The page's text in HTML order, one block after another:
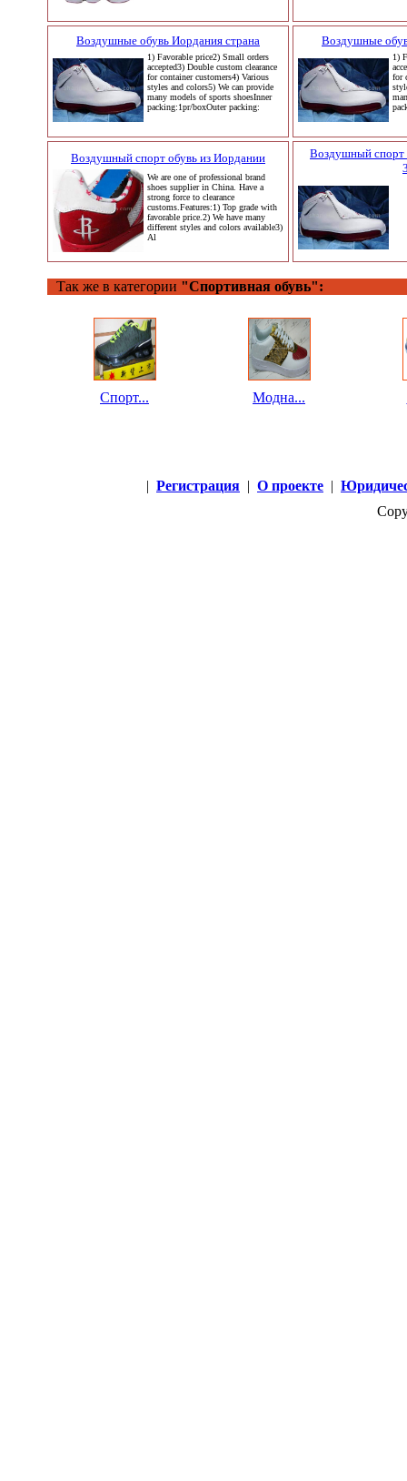
Воздушные обувь Иордания страна
1) Favorable price2) Small orders
accepted3) Double custom clearance
for container customers4) Various
styles and colors5) We can provide
many models of sports shoesInner
packing:1pr/boxOuter packing:
Воздушные
1)
for
Воздушный спорт обувь из Иордании
We are one of professional brand
shoes supplier in China. Have a
strong force to clearance
customs.Features:1) Top grade with
favorable price.2) We have many
different styles and colors available3)
Al
Воздушный спорт
Так же в категории "Спортивная обувь":
Спорт... Модна...
| Регистрация | О проекте |